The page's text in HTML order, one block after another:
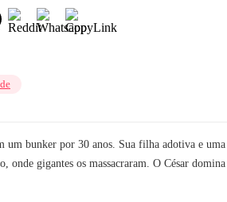
um bunker por 30 anos. Sua filha adotiva e
gigantes os massacraram. O César